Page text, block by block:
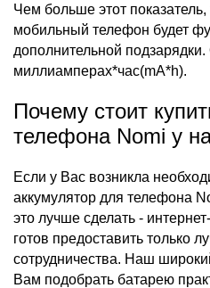
Чем больше этот
мобильный телефон будет
дополнительной
миллиамперах*час(mA*h).
Почему стоит
телефона Nomi у
Если у Вас возникла
аккумулятор для телефона
это лучше сделать -
готов предоставить только
сотрудничества. Наш
Вам подобрать батарею